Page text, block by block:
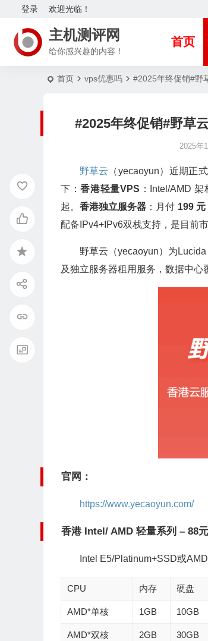
欢迎光临！
登录
主机测评网
给你感兴趣的内容！
首页
首页 vps优惠吗 #2025年终促销#野
#2025年终促销#野草
2025年
野草云 （yecaoyun）近期正
下：香港轻量VPS ：Intel/AMD
起。香港独立服务器 ：月付 199 元
配备IPv4+IPv6双栈支持，是目前
野草云（yecaoyun）为
及独立服务器租用服务，数据中心
官网：
https://www.yecaoyun.com/
香港 Intel/ AMD 轻量系列 – 88
Intel E5/Platinum+SSD或
CPU 内存 硬盘
AMD*单核 1GB 10GB
AMD*双核 2GB 30GB